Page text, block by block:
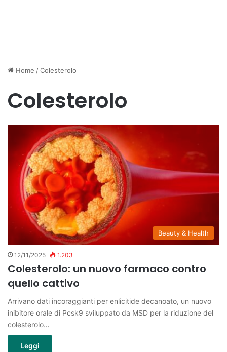
Home /Colesterolo
Colesterolo
Beauty & Health
12/11/2025 1.203
Colesterolo: un nuovo farmaco contro
quello cattivo
Arrivano dati incoraggianti per enlicitide decanoato, un nuovo
inibitore orale di Pcsk9 sviluppato da MSD per la riduzione del
colesterolo…
Leggi